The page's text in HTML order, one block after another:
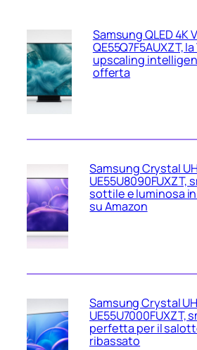
Samsung QLED 4K
QE55Q7F5AUXZT,
upscaling
offerta
Samsung Crystal
UE55U8090FUXZT,
sottile e luminosa
su Amazon
Samsung Crystal
UE55U7000FUXZT,
perfetta per il
ribassato